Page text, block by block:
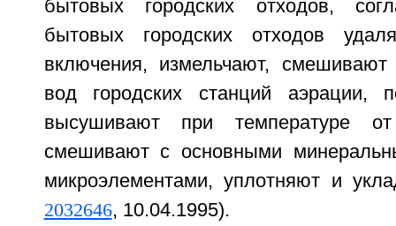
бытовых городских отходов,
бытовых городских отходов
включения, измельчают,
вод городских станций аэрации,
высушивают при температуре
смешивают с основными
микроэлементами, уплотняют и
2032646, 10.04.1995).